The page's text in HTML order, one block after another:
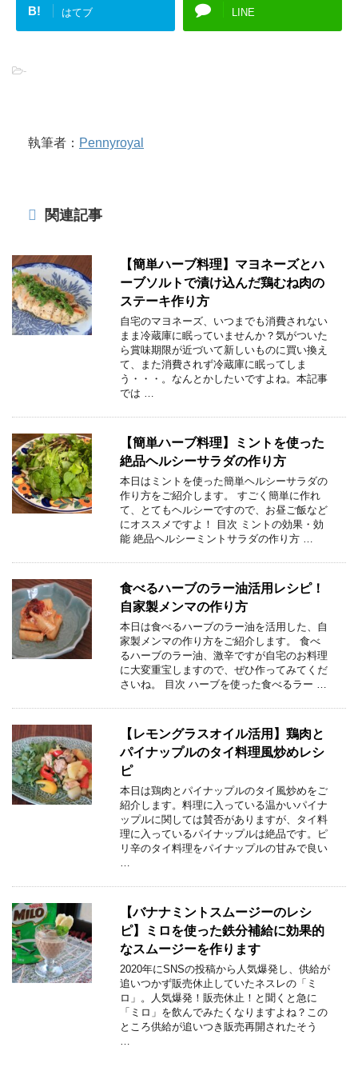
B! はてブ LINE
-
執筆者： Pennyroyal
関連記事
【簡単ハーブ料理】マヨネーズとハ
ーブソルトで漬け込んだ鶏むね肉の
ステーキ作り方
自宅のマヨネーズ、いつまでも消費されない
まま冷蔵庫に眠っていませんか？気がついた
ら賞味期限が近づいて新しいものに買い換え
て、また消費されず冷蔵庫に眠ってしま
う・・・。なんとかしたいですよね。本記事
では …
【簡単ハーブ料理】ミントを使った
絶品ヘルシーサラダの作り方
本日はミントを使った簡単ヘルシーサラダの
作り方をご紹介します。 すごく簡単に作れ
て、とてもヘルシーですので、お昼ご飯など
にオススメですよ！ 目次 ミントの効果・効
能 絶品ヘルシーミントサラダの作り方 …
食べるハーブのラー油活用レシピ！
自家製メンマの作り方
本日は食べるハーブのラー油を活用した、自
家製メンマの作り方をご紹介します。 食べ
るハーブのラー油、激辛ですが自宅のお料理
に大変重宝しますので、ぜひ作ってみてくだ
さいね。 目次 ハーブを使った食べるラー …
【レモングラスオイル活用】鶏肉と
パイナップルのタイ料理風炒めレシ
ピ
本日は鶏肉とパイナップルのタイ風炒めをご
紹介します。料理に入っている温かいパイナ
ップルに関しては賛否がありますが、タイ料
理に入っているパイナップルは絶品です。ピ
リ辛のタイ料理をパイナップルの甘みで良い
…
【バナナミントスムージーのレシ
ピ】ミロを使った鉄分補給に効果的
なスムージーを作ります
2020年にSNSの投稿から人気爆発し、供給が
追いつかず販売休止していたネスレの「ミ
ロ」。人気爆発！販売休止！と聞くと急に
「ミロ」を飲んでみたくなりますよね？この
ところ供給が追いつき販売再開されたそう
…